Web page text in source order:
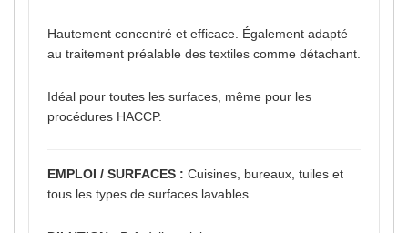
Hautement concentré et efficace. Également adapté
au traitement préalable des textiles comme détachant.
Idéal pour toutes les surfaces, même pour les
procédures HACCP.
EMPLOI / SURFACES : Cuisines, bureaux, tuiles et
tous les types de surfaces lavables